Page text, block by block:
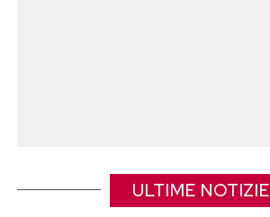
ULTIME NOTIZIE